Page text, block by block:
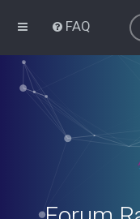
FAQ